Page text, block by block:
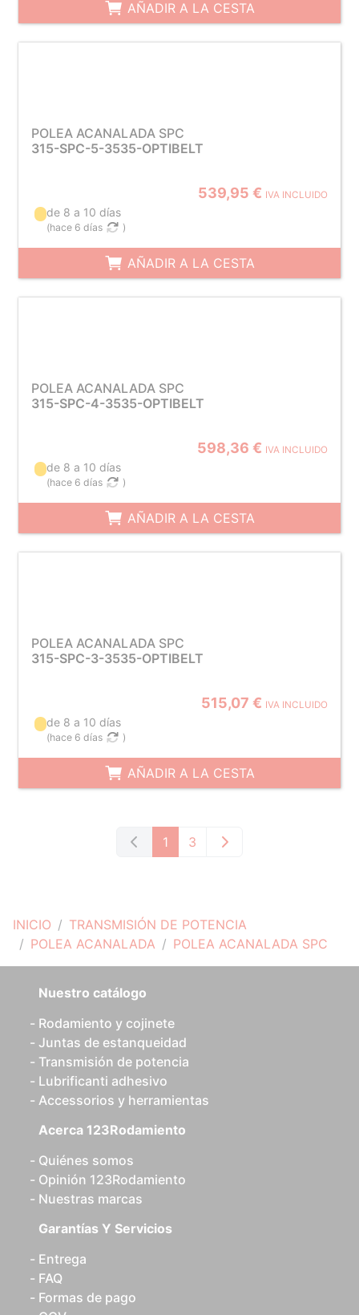
INICIO
TRANSMISIÓN DE POTENCIA
POLEA ACANALADA
POLEA ACANALADA SPC
AÑADIR A LA CESTA
POLEA ACANALADA SPC
315-SPC-5-3535-OPTIBELT
539,95 € IVA INCLUIDO
de 8 a 10 días
(hace 6 días )
AÑADIR A LA CESTA
POLEA ACANALADA SPC
315-SPC-4-3535-OPTIBELT
598,36 € IVA INCLUIDO
de 8 a 10 días
(hace 6 días )
AÑADIR A LA CESTA
POLEA ACANALADA SPC
315-SPC-3-3535-OPTIBELT
515,07 € IVA INCLUIDO
de 8 a 10 días
(hace 6 días )
AÑADIR A LA CESTA
1 3
Nuestro catálogo
Rodamiento y cojinete
Juntas de estanqueidad
Transmisión de potencia
Lubrificanti adhesivo
Accessorios y herramientas
Acerca 123Rodamiento
Quiénes somos
Opinión 123Rodamiento
Nuestras marcas
Garantías Y Servicios
Entrega
FAQ
Formas de pago